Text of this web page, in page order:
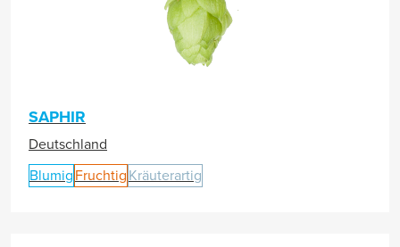
SAPHIR
Deutschland
Blumig Fruchtig Kräuterartig